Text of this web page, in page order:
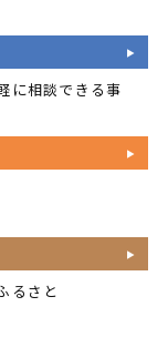
に相談できる事
るさと